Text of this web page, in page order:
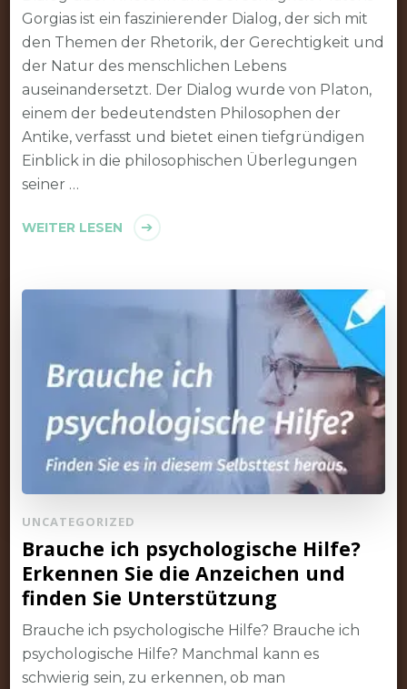
Gorgias ist ein faszinierender Dialog, der sich mit
den Themen der Rhetorik, der Gerechtigkeit und
der Natur des menschlichen Lebens
auseinandersetzt. Der Dialog wurde von Platon,
einem der bedeutendsten Philosophen der
Antike, verfasst und bietet einen tiefgründigen
Einblick in die philosophischen Überlegungen
seiner …
WEITER LESEN
UNCATEGORIZED
Brauche ich psychologische Hilfe?
Erkennen Sie die Anzeichen und
finden Sie Unterstützung
Brauche ich psychologische Hilfe? Brauche ich
psychologische Hilfe? Manchmal kann es
schwierig sein, zu erkennen, ob man